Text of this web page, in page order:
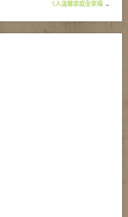
5人溫馨家庭全家福 →